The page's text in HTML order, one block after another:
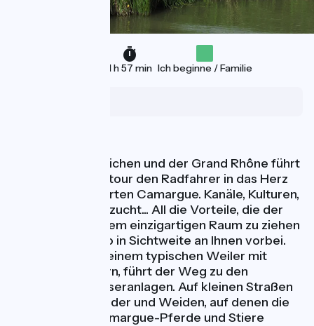
1 h 57 min Ich beginne / Familie
Zwischen den Teichen und der Grand Rhône führt
diese intime Radtour den Radfahrer in das Herz
einer domestizierten Camargue. Kanäle, Kulturen,
Architektur, Viehzucht... All die Vorteile, die der
Mensch aus diesem einzigartigen Raum zu ziehen
wusste, ziehen so in Sichtweite an Ihnen vorbei.
Von Le Sambuc, einem typischen Weiler mit
niedrigen Häusern, führt der Weg zu den
zahlreichen Wasseranlagen. Auf kleinen Straßen
sieht man Reisfelder und Weiden, auf denen die
traditionellen Camargue-Pferde und Stiere